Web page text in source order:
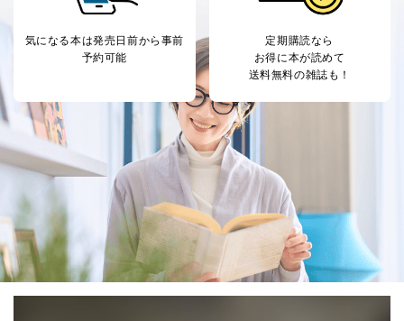
で、訂正、追加、変更を行っていただくことが出来ま
す。マイページをご利用いただけない方、その他の方に
つきましては、下記Aをご覧ください。 また、ご登録い
ただいた個人情報のうち、市町村などの名称および郵便
番号、金融機関の名称あるいはクレジットカードの有効
期限など、商品のお届けやご請求を行う上で支障がある
情報に変更があった場合には、当社が登録情報を変更さ
せていただく場合があります。
A.開示等の求めの申し出先、提出していただく書面等
開示等の求めは、電話又は電子メールにて下記までお申
し付けください。開示等の求めに際して提出していただ
く書面等については、その際にご案内いたします。
■電話による場合
TEL:0570-200-223
株式会社富士山マガジンサービス 個人情報問い合わせ
気になる本は発売日前から事前
予約可能
定期購読なら
お得に本が読めて
送料無料の雑誌も！